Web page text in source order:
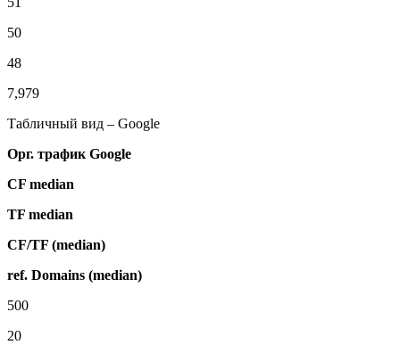
50
48
7,979
Табличный вид – Google
Орг. трафик Google
CF median
TF median
CF/TF (median)
ref. Domains (median)
500
20